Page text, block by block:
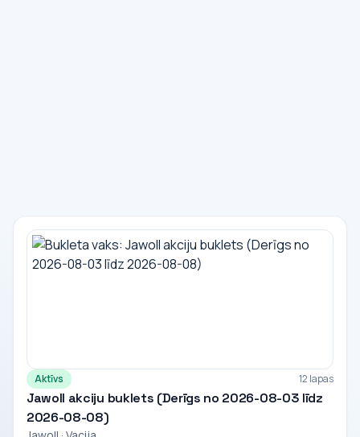
Aktīvs 12 lapas
Jawoll akciju buklets (Derīgs no 2026-08-03 līdz
2026-08-08)